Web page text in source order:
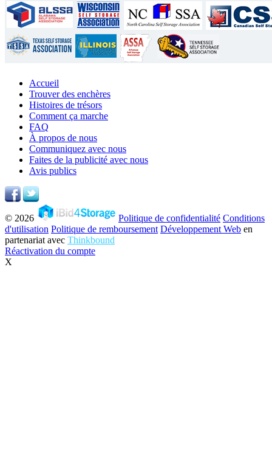
Accueil
Trouver des enchères
Histoires de trésors
Comment ça marche
FAQ
À propos de nous
Communiquez avec nous
Faites de la publicité avec nous
Avis publics
© 2026 Politique de confidentialité Conditions
d'utilisation Politique de remboursement Développement Web en
partenariat avec Thinkbound
Réactivation du compte
X